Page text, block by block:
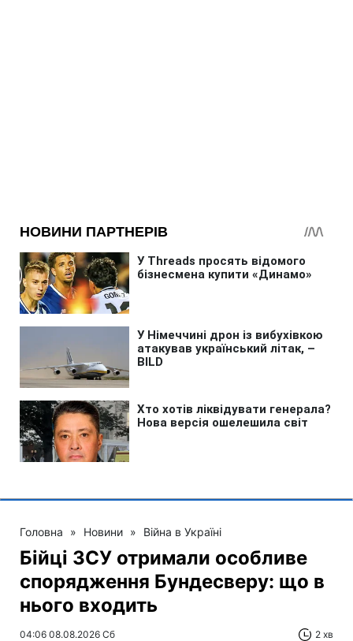
Головна » Новини » Війна в Україні
Бійці ЗСУ отримали особливе
спорядження Бундесверу: що в
нього входить
04:06 08.08.2026 Сб 2 хв